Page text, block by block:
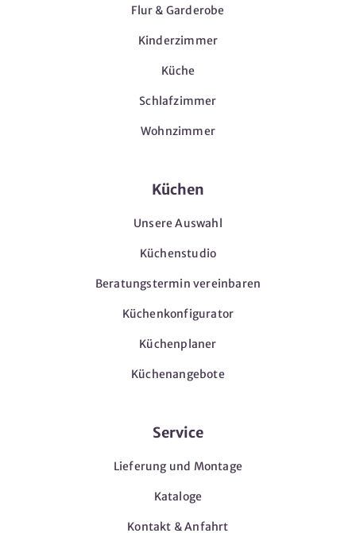
Flur & Garderobe
Kinderzimmer
Küche
Schlafzimmer
Wohnzimmer
Küchen
Unsere Auswahl
Küchenstudio
Beratungstermin vereinbaren
Küchenkonfigurator
Küchenplaner
Küchenangebote
Service
Lieferung und Montage
Kataloge
Kontakt & Anfahrt